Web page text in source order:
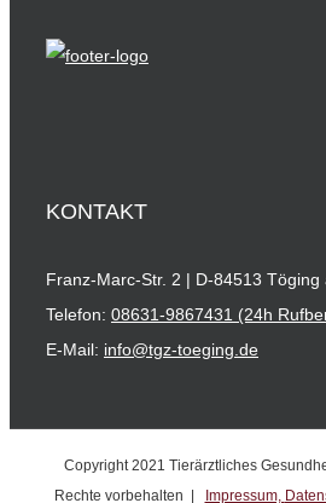
KONTAKT
Franz-Marc-Str. 2 | D-84513 Töging
Telefon: 08631-9867431 (24h
E-Mail: info@tgz-toeging.de
Copyright 2021 Tierärztliches
Rechte vorbehalten |
Impressum,